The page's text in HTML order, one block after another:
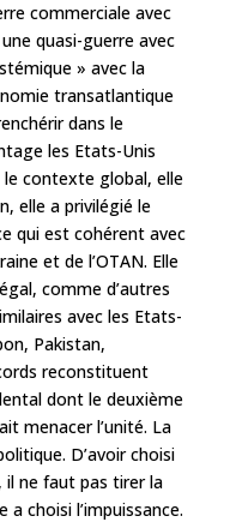
commerciale avec
quasi-guerre avec
» avec la
transatlantique
dans le
les Etats-Unis
contexte global, elle
elle a privilégié le
qui est cohérent avec
et de l’OTAN. Elle
comme d’autres
avec les Etats-
Pakistan,
reconstituent
dont le deuxième
menacer l’unité. La
D’avoir choisi
ne faut pas tirer la
a choisi l’impuissance.